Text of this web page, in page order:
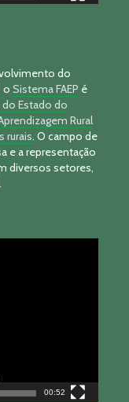
do
o Sistema FAEP é
do Estado do
Rural
rurais. O campo de
e a representação
diversos setores,
00:52